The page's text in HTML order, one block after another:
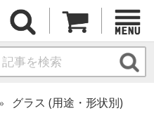
グラス (用途・形状別)